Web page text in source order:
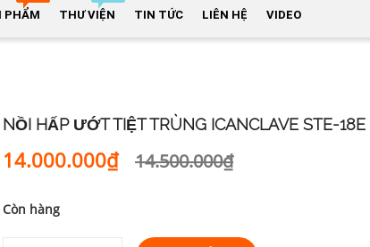
PHẨM THƯ VIỆN TIN TỨC LIÊN HỆ VIDEO
NỒI HẤP ƯỚT TIỆT TRÙNG ICANCLAVE STE-18E
14.000.000₫ 14.500.000₫
Còn hàng